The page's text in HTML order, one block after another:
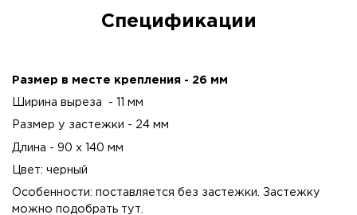
Спецификации
Размер в месте крепления - 26 мм
Ширина выреза - 11 мм
Размер у застежки - 24 мм
Длина - 90 x 140 мм
Цвет: черный
Особенности: поставляется без застежки. Застежку
можно подобрать тут